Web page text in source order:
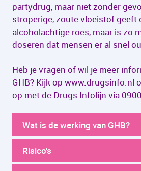
partydrug, maar niet zonder
stroperige, zoute vloeistof geeft
alcoholachtige roes, maar is zo
doseren dat mensen er al snel
Heb je vragen of wil je meer
GHB? Kijk op www.drugsinfo.nl
op met de Drugs Infolijn via
Wat is de werking van GHB?
Risico's